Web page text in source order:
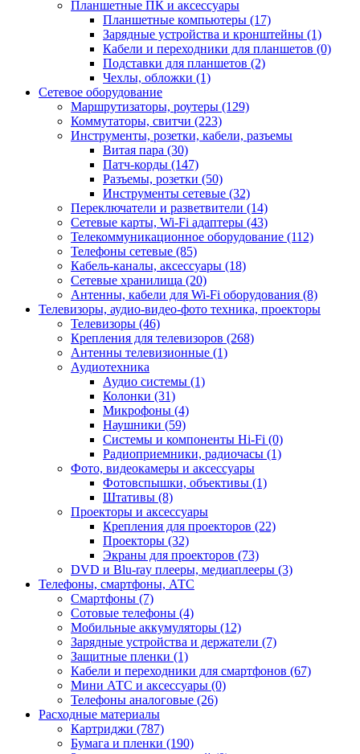
Планшетные ПК и аксессуары
Планшетные компьютеры (17)
Зарядные устройства и кронштейны (1)
Кабели и переходники для планшетов (0)
Подставки для планшетов (2)
Чехлы, обложки (1)
Сетевое оборудование
Маршрутизаторы, роутеры (129)
Коммутаторы, свитчи (223)
Инструменты, розетки, кабели, разъемы
Витая пара (30)
Патч-корды (147)
Разъемы, розетки (50)
Инструменты сетевые (32)
Переключатели и разветвители (14)
Сетевые карты, Wi-Fi адаптеры (43)
Телекоммуникационное оборудование (112)
Телефоны сетевые (85)
Кабель-каналы, аксессуары (18)
Сетевые хранилища (20)
Антенны, кабели для Wi-Fi оборудования (8)
Телевизоры, аудио-видео-фото техника, проекторы
Телевизоры (46)
Крепления для телевизоров (268)
Антенны телевизионные (1)
Аудиотехника
Аудио системы (1)
Колонки (31)
Микрофоны (4)
Наушники (59)
Системы и компоненты Hi-Fi (0)
Радиоприемники, радиочасы (1)
Фото, видеокамеры и аксессуары
Фотовспышки, объективы (1)
Штативы (8)
Проекторы и аксессуары
Крепления для проекторов (22)
Проекторы (32)
Экраны для проекторов (73)
DVD и Blu-ray плееры, медиаплееры (3)
Телефоны, смартфоны, АТС
Смартфоны (7)
Сотовые телефоны (4)
Мобильные аккумуляторы (12)
Зарядные устройства и держатели (7)
Защитные пленки (1)
Кабели и переходники для смартфонов (67)
Мини АТС и аксессуары (0)
Телефоны аналоговые (26)
Расходные материалы
Картриджи (787)
Бумага и пленки (190)